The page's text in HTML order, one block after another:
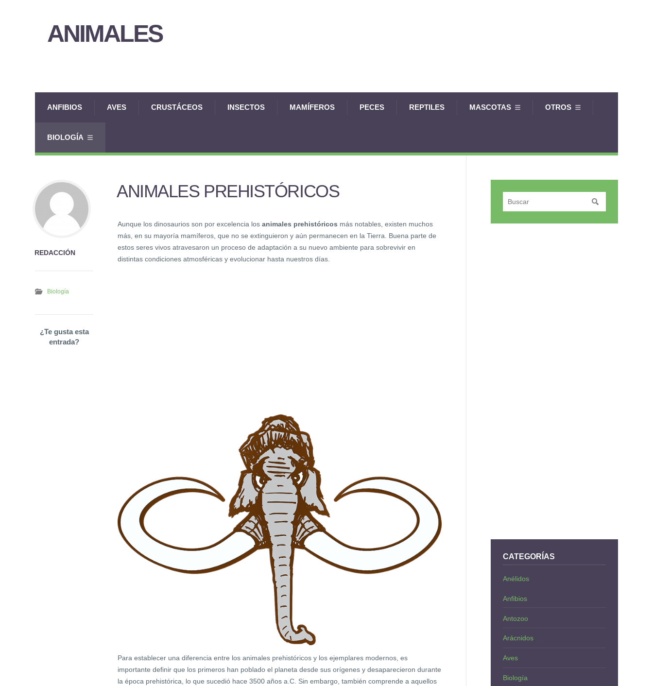
ANIMALES
ANFIBIOS AVES CRUSTÁCEOS INSECTOS MAMÍFEROS PECES REPTILES MASCOTAS OTROS
BIOLOGÍA
ANIMALES PREHISTÓRICOS
Aunque los dinosaurios son por excelencia los animales prehistóricos más notables, existen muchos
más, en su mayoría mamíferos, que no se extinguieron y aún permanecen en la Tierra. Buena parte de
estos seres vivos atravesaron un proceso de adaptación a su nuevo ambiente para sobrevivir en
distintas condiciones atmosféricas y evolucionar hasta nuestros días.
Para establecer una diferencia entre los animales prehistóricos y los ejemplares modernos, es
importante definir que los primeros han poblado el planeta desde sus orígenes y desaparecieron durante
la época prehistórica, lo que sucedió hace 3500 años a.C. Sin embargo, también comprende a aquellos
REDACCIÓN
Biología
¿Te gusta esta
entrada?
CATEGORÍAS
Anélidos
Anfibios
Antozoo
Arácnidos
Aves
Biología